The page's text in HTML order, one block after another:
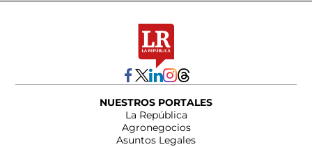
NUESTROS PORTALES
La República
Agronegocios
Asuntos Legales